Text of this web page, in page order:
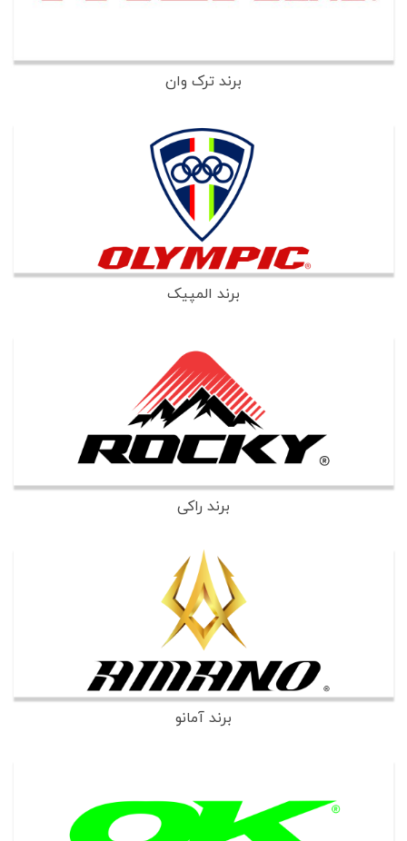
برند ترک وان
برند المپیک
برند راکی
برند آمانو